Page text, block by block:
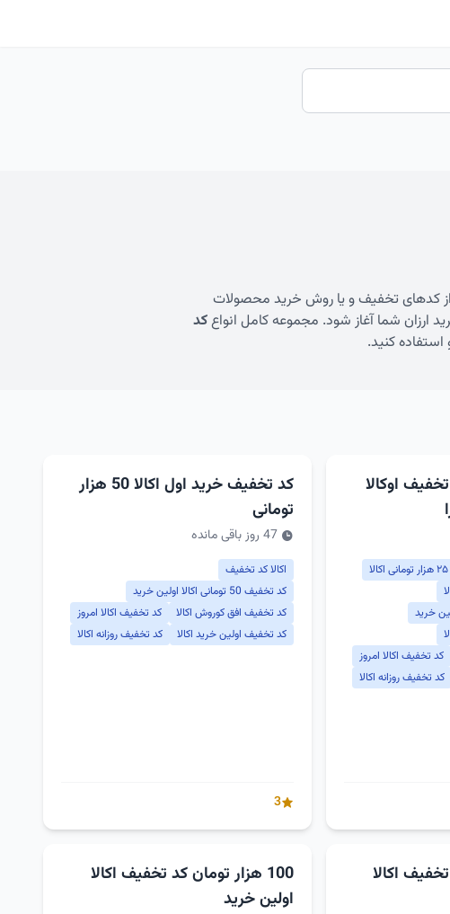
کدهای تخفیف و یا روش خرید محصولات
ارزان شما آغاز شود. مجموعه کامل انواعکد
کنید.
تخفیف اوکالا
کد تخفیف اکالا امروز
کد تخفیف روزانه اکالا
کد تخفیف خرید اول اکالا 50 هزار
تومانی
47 روز باقی مانده
اکالا کد تخفیف
کد تخفیف 50 تومانی اکالا اولین خرید
کد تخفیف افق کوروش اکالا
کد تخفیف اکالا امروز
کد تخفیف اولین خرید اکالا
کد تخفیف روزانه اکالا
3
تخفیف اکالا
100 هزار تومان کد تخفیف اکالا
اولین خرید